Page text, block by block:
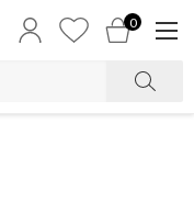
0